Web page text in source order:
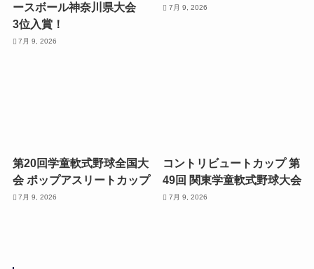
ースボール神奈川県大会
3位入賞！
7月 9, 2026
7月 9, 2026
第20回学童軟式野球全国大
会 ポップアスリートカップ
7月 9, 2026
コントリビュートカップ 第
49回 関東学童軟式野球大会
7月 9, 2026